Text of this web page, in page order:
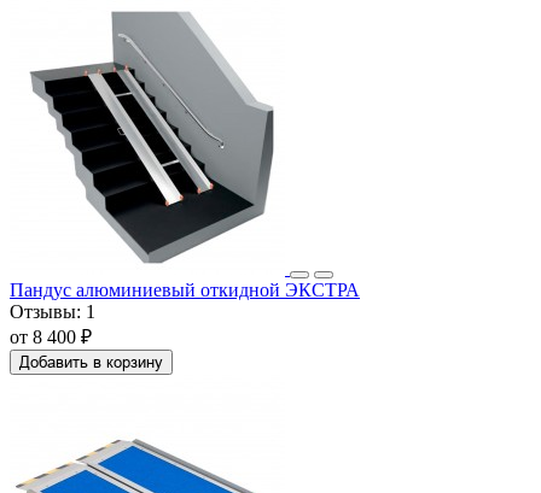
Пандус алюминиевый откидной ЭКСТРА
Отзывы: 1
от 8 400 ₽
Добавить в корзину